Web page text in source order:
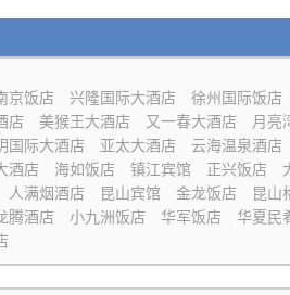
京饭店 兴隆国际大酒店
徐州国际饭店
店 美猴王大酒店 又一春大酒店
月亮
国际大酒店 亚太大酒店
云海温泉酒店
酒店 海如饭店 镇江宾馆 正兴饭店
人满烟酒店 昆山宾馆 金龙饭店
昆山
腾酒店 小九洲饭店 华军饭店
华夏民